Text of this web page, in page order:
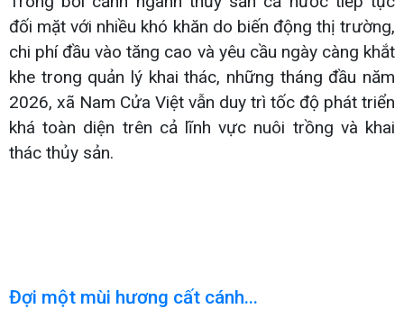
đối mặt với nhiều khó khăn do biến động thị trường,
chi phí đầu vào tăng cao và yêu cầu ngày càng khắt
khe trong quản lý khai thác, những tháng đầu năm
2026, xã Nam Cửa Việt vẫn duy trì tốc độ phát triển
khá toàn diện trên cả lĩnh vực nuôi trồng và khai
thác thủy sản.
Đợi một mùi hương cất cánh...